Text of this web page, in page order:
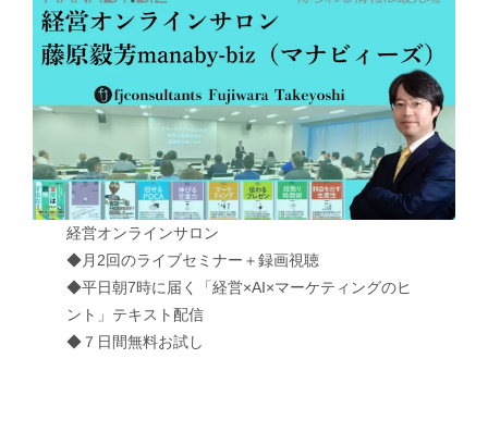
経営オンラインサロン
◆月2回のライブセミナー＋録画視聴
◆平日朝7時に届く「経営×AI×マーケティングのヒ
ント」テキスト配信
◆７日間無料お試し